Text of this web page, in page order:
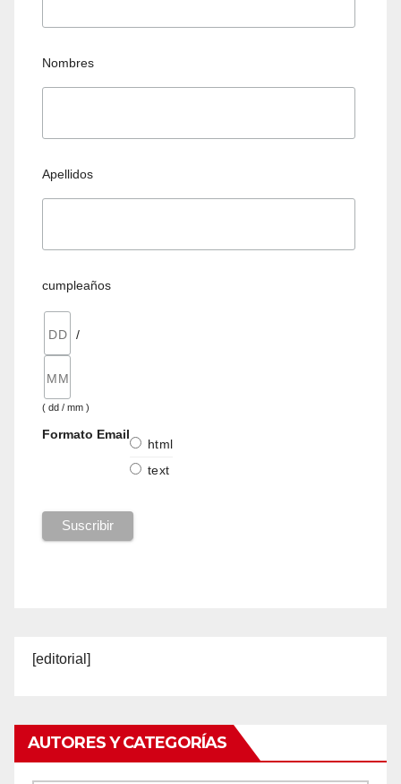
Nombres
Apellidos
cumpleaños
/
( dd / mm )
Formato Email
html
text
[editorial]
AUTORES Y CATEGORÍAS